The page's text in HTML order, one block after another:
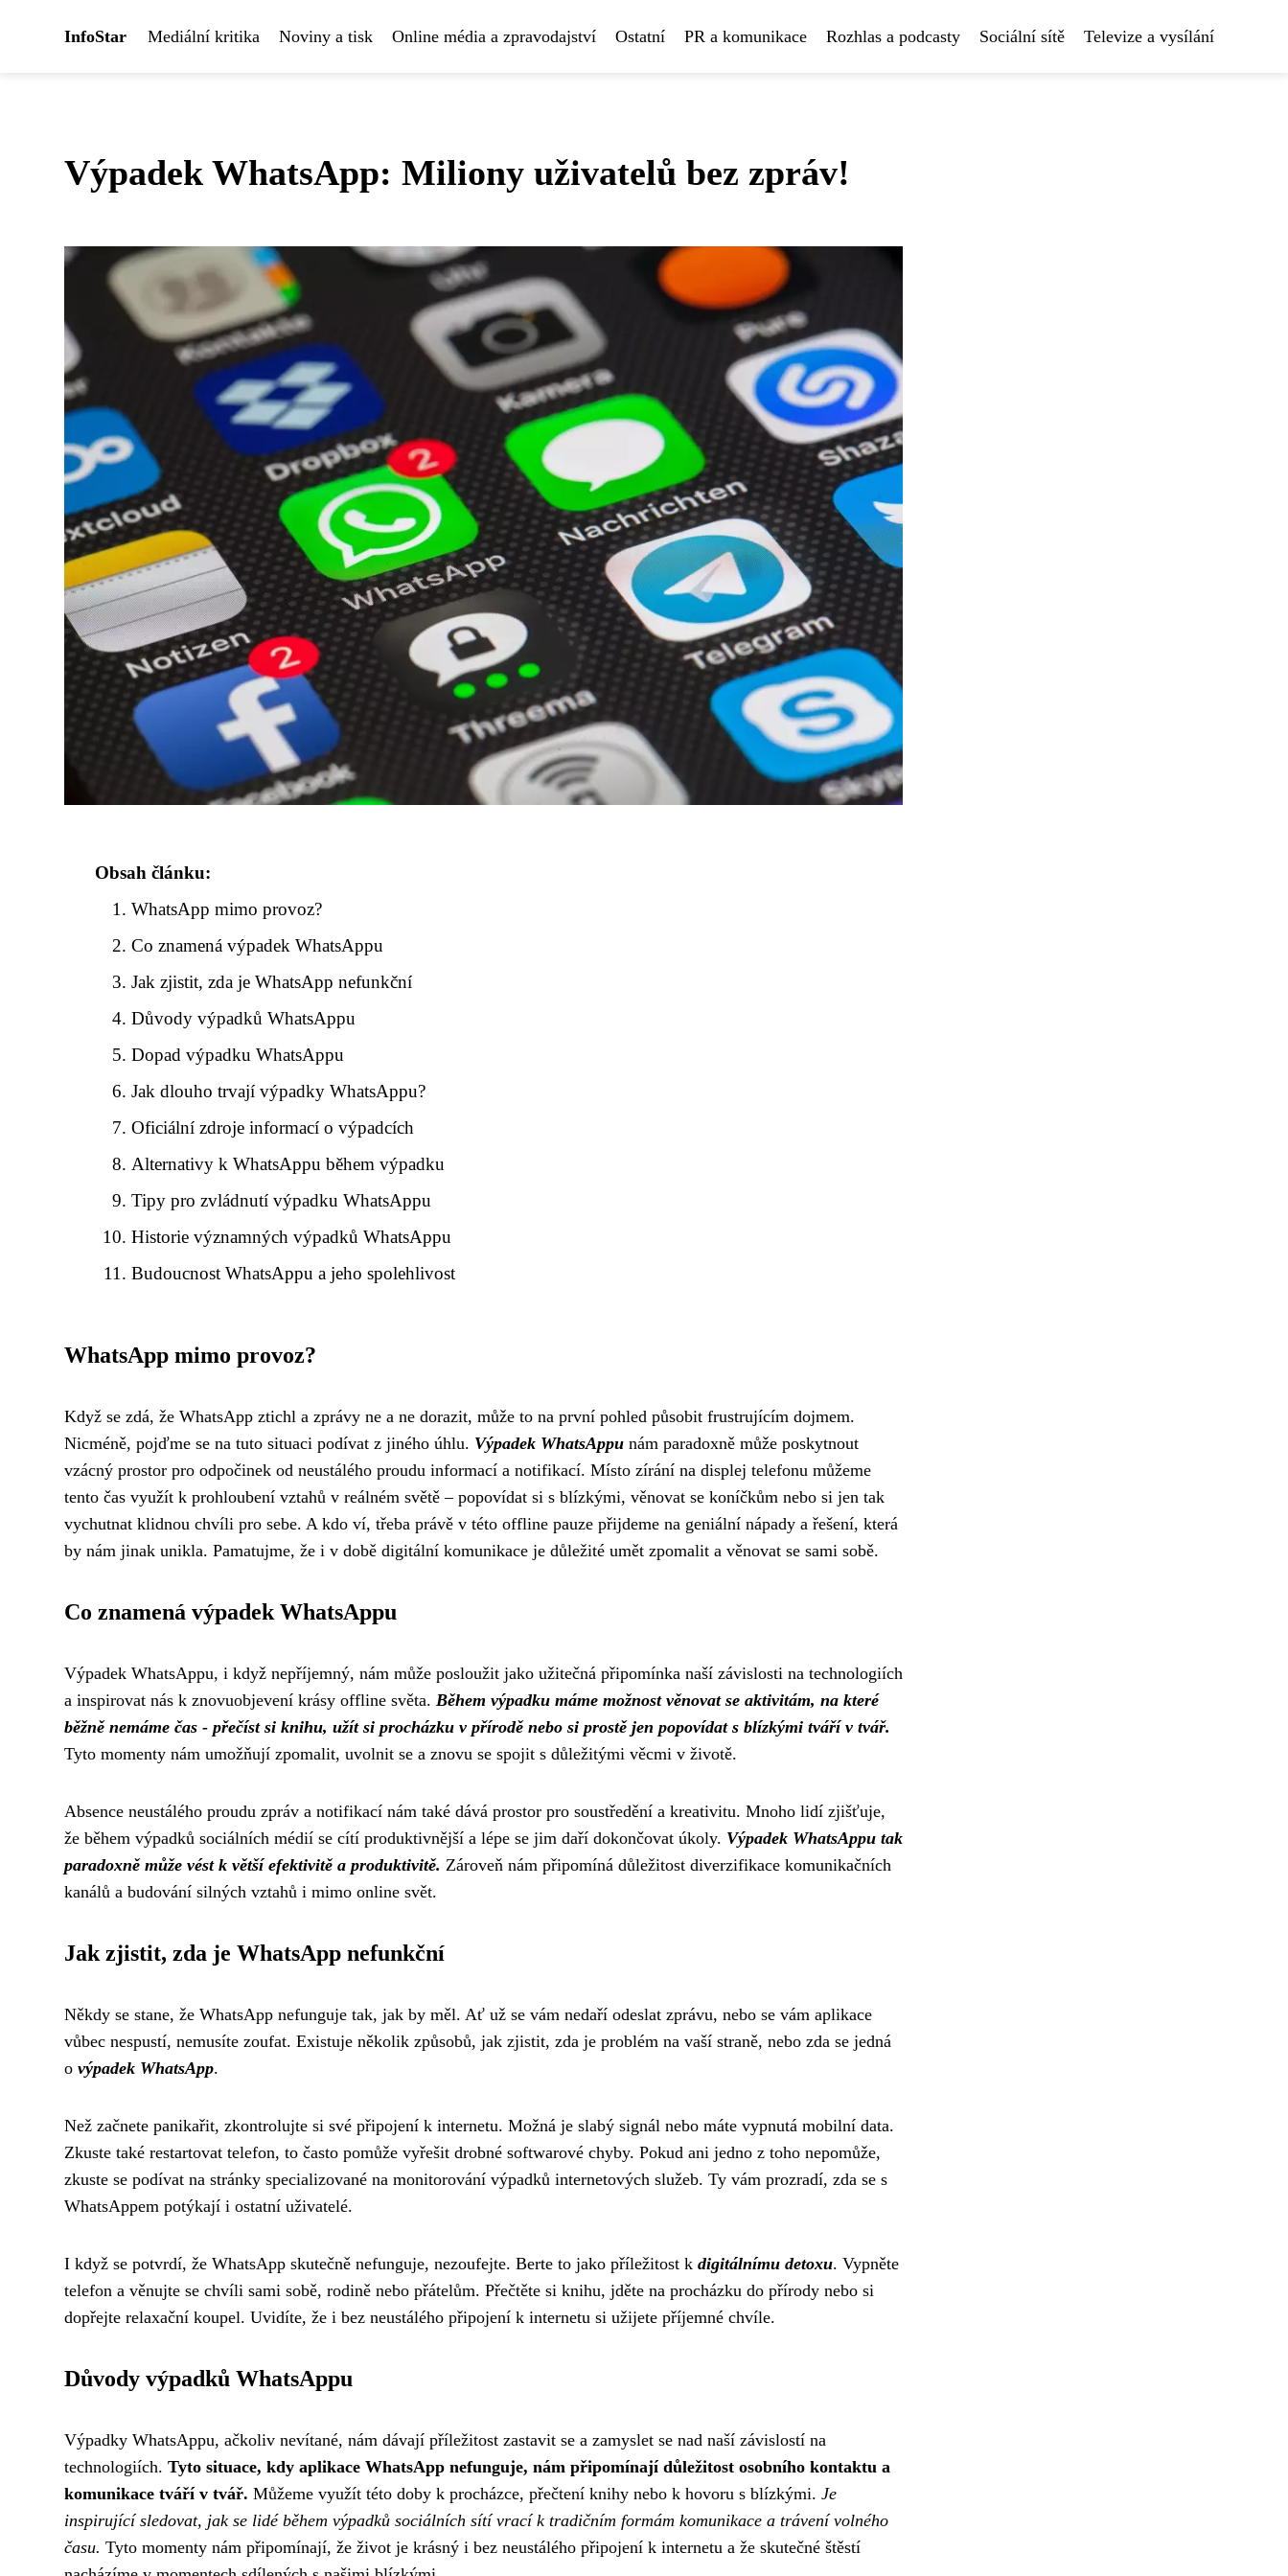
InfoStar Mediální kritika Noviny a tisk Online média a zpravodajství Ostatní PR a komunikace Rozhlas a podcasty Sociální sítě Televize a vysílání
Výpadek WhatsApp: Miliony uživatelů bez zpráv!
Obsah článku:
WhatsApp mimo provoz?
Co znamená výpadek WhatsAppu
Jak zjistit, zda je WhatsApp nefunkční
Důvody výpadků WhatsAppu
Dopad výpadku WhatsAppu
Jak dlouho trvají výpadky WhatsAppu?
Oficiální zdroje informací o výpadcích
Alternativy k WhatsAppu během výpadku
Tipy pro zvládnutí výpadku WhatsAppu
Historie významných výpadků WhatsAppu
Budoucnost WhatsAppu a jeho spolehlivost
WhatsApp mimo provoz?
Když se zdá, že WhatsApp ztichl a zprávy ne a ne dorazit, může to na první pohled působit frustrujícím dojmem.
Nicméně, pojďme se na tuto situaci podívat z jiného úhlu. Výpadek WhatsAppu nám paradoxně může poskytnout
vzácný prostor pro odpočinek od neustálého proudu informací a notifikací. Místo zírání na displej telefonu můžeme
tento čas využít k prohloubení vztahů v reálném světě – popovídat si s blízkými, věnovat se koníčkům nebo si jen tak
vychutnat klidnou chvíli pro sebe. A kdo ví, třeba právě v této offline pauze přijdeme na geniální nápady a řešení, která
by nám jinak unikla. Pamatujme, že i v době digitální komunikace je důležité umět zpomalit a věnovat se sami sobě.
Co znamená výpadek WhatsAppu
Výpadek WhatsAppu, i když nepříjemný, nám může posloužit jako užitečná připomínka naší závislosti na technologiích
a inspirovat nás k znovuobjevení krásy offline světa. Během výpadku máme možnost věnovat se aktivitám, na které
běžně nemáme čas - přečíst si knihu, užít si procházku v přírodě nebo si prostě jen popovídat s blízkými tváří v tvář.
Tyto momenty nám umožňují zpomalit, uvolnit se a znovu se spojit s důležitými věcmi v životě.
Absence neustálého proudu zpráv a notifikací nám také dává prostor pro soustředění a kreativitu. Mnoho lidí zjišťuje,
že během výpadků sociálních médií se cítí produktivnější a lépe se jim daří dokončovat úkoly. Výpadek WhatsAppu tak
paradoxně může vést k větší efektivitě a produktivitě. Zároveň nám připomíná důležitost diverzifikace komunikačních
kanálů a budování silných vztahů i mimo online svět.
Jak zjistit, zda je WhatsApp nefunkční
Někdy se stane, že WhatsApp nefunguje tak, jak by měl. Ať už se vám nedaří odeslat zprávu, nebo se vám aplikace
vůbec nespustí, nemusíte zoufat. Existuje několik způsobů, jak zjistit, zda je problém na vaší straně, nebo zda se jedná
o výpadek WhatsApp.
Než začnete panikařit, zkontrolujte si své připojení k internetu. Možná je slabý signál nebo máte vypnutá mobilní data.
Zkuste také restartovat telefon, to často pomůže vyřešit drobné softwarové chyby. Pokud ani jedno z toho nepomůže,
zkuste se podívat na stránky specializované na monitorování výpadků internetových služeb. Ty vám prozradí, zda se s
WhatsAppem potýkají i ostatní uživatelé.
I když se potvrdí, že WhatsApp skutečně nefunguje, nezoufejte. Berte to jako příležitost k digitálnímu detoxu. Vypněte
telefon a věnujte se chvíli sami sobě, rodině nebo přátelům. Přečtěte si knihu, jděte na procházku do přírody nebo si
dopřejte relaxační koupel. Uvidíte, že i bez neustálého připojení k internetu si užijete příjemné chvíle.
Důvody výpadků WhatsAppu
Výpadky WhatsAppu, ačkoliv nevítané, nám dávají příležitost zastavit se a zamyslet se nad naší závislostí na
technologiích. Tyto situace, kdy aplikace WhatsApp nefunguje, nám připomínají důležitost osobního kontaktu a
komunikace tváří v tvář. Můžeme využít této doby k procházce, přečtení knihy nebo k hovoru s blízkými. Je
inspirující sledovat, jak se lidé během výpadků sociálních sítí vrací k tradičním formám komunikace a trávení volného
času. Tyto momenty nám připomínají, že život je krásný i bez neustálého připojení k internetu a že skutečné štěstí